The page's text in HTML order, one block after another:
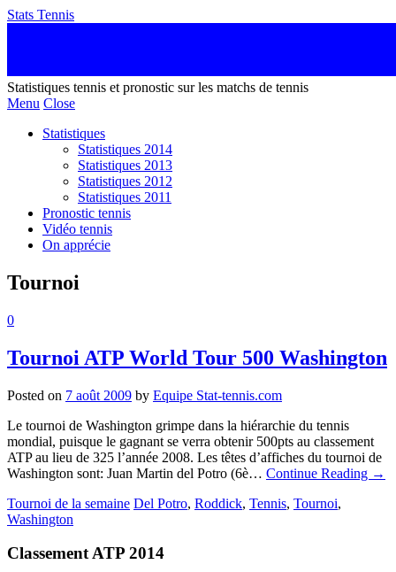
Stats Tennis
Statistiques tennis et pronostic sur les matchs de tennis
Menu Close
Statistiques
Statistiques 2014
Statistiques 2013
Statistiques 2012
Statistiques 2011
Pronostic tennis
Vidéo tennis
On apprécie
Tournoi
0
Tournoi ATP World Tour 500 Washington
Posted on 7 août 2009 by Equipe Stat-tennis.com
Le tournoi de Washington grimpe dans la hiérarchie du tennis
mondial, puisque le gagnant se verra obtenir 500pts au classement
ATP au lieu de 325 l’année 2008. Les têtes d’affiches du tournoi de
Washington sont: Juan Martin del Potro (6è… Continue Reading →
Tournoi de la semaine Del Potro, Roddick, Tennis, Tournoi,
Washington
Classement ATP 2014